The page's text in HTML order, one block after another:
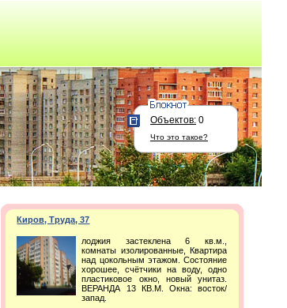
Объектов: 0
Что это такое?
Киров, Труда, 37
лоджия застеклена 6 кв.м.,
комнаты изолированные, Квартира
над цокольным этажом. Состояние
хорошее, счётчики на воду, одно
пластиковое окно, новый унитаз.
ВЕРАНДА 13 КВ.М. Окна: восток/
запад.